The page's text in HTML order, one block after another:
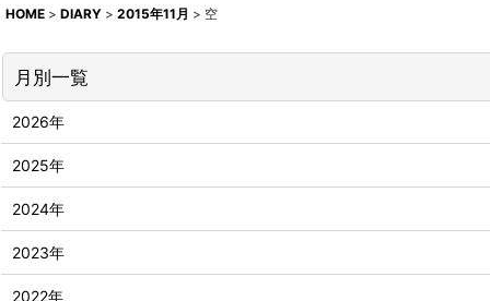
HOME > DIARY > 2015年11月 > 空
月別一覧
2026年
2025年
2024年
2023年
2022年